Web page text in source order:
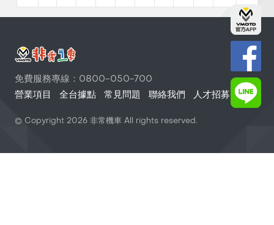
免費服務專線：0800-050-700
營業項目
全台據點 常見問題 聯絡我們 人才招募
© Copyright 2026 非常機車 All rights reserved.